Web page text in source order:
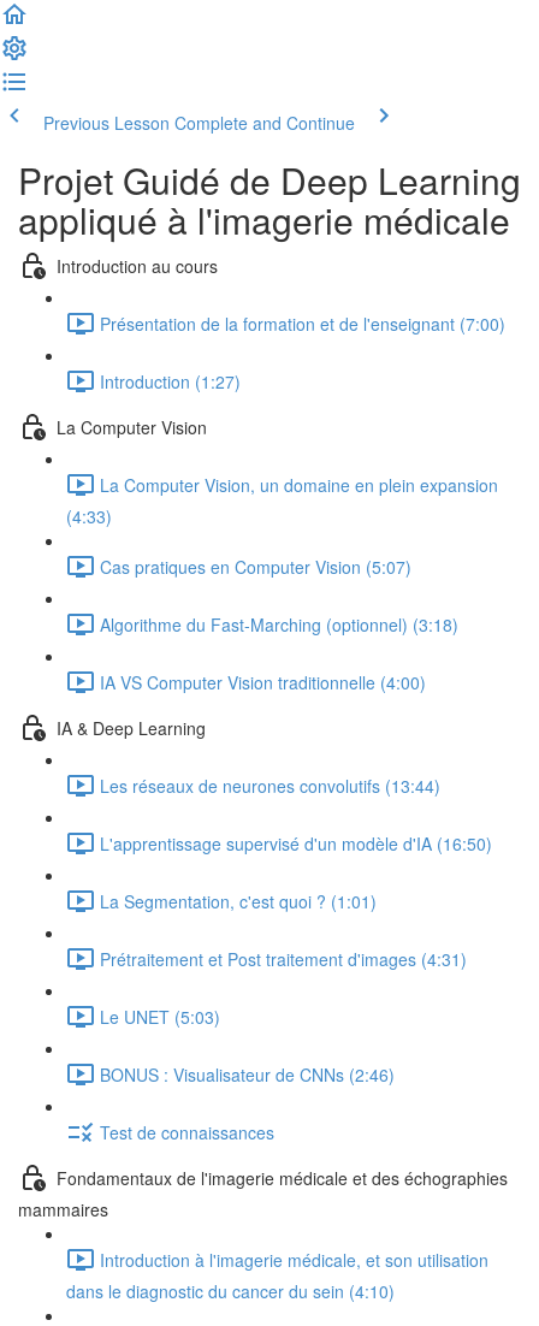
Previous Lesson Complete and Continue
Projet Guidé de Deep Learning
appliqué à l'imagerie médicale
Introduction au cours
Présentation de la formation et de l'enseignant (7:00)
Introduction (1:27)
La Computer Vision
La Computer Vision, un domaine en plein expansion
(4:33)
Cas pratiques en Computer Vision (5:07)
Algorithme du Fast-Marching (optionnel) (3:18)
IA VS Computer Vision traditionnelle (4:00)
IA & Deep Learning
Les réseaux de neurones convolutifs (13:44)
L'apprentissage supervisé d'un modèle d'IA (16:50)
La Segmentation, c'est quoi ? (1:01)
Prétraitement et Post traitement d'images (4:31)
Le UNET (5:03)
BONUS : Visualisateur de CNNs (2:46)
Test de connaissances
Fondamentaux de l'imagerie médicale et des échographies
mammaires
Introduction à l'imagerie médicale, et son utilisation
dans le diagnostic du cancer du sein (4:10)